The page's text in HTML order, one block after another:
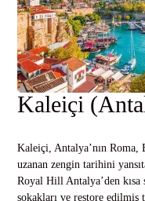
Kaleiçi
Kaleiçi, Antalya’nın Roma,
uzanan zengin tarihini
Royal Hill Antalya’den kısa
sokakları ve restore edilmiş